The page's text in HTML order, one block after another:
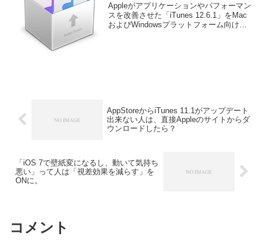
Appleがアプリケーションやパフォーマン
スを改善させた「iTunes 12.6.1」をMac
およびWindowsプラットフォーム向けに
AppStoreからiTunes 11.1がアップデート
出来ない人は、直接Appleのサイトからダ
ウンロードしたら？
「iOS 7で壁紙変になるし、動いて気持ち
悪い」って人は「視差効果を減らす」を
ONに。
コメント